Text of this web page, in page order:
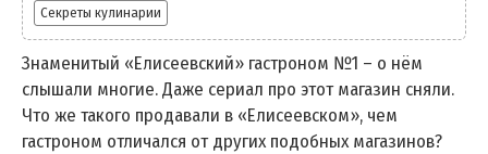
Секреты кулинарии
Знаменитый «Елисеевский» гастроном №1 – о нём
слышали многие. Даже сериал про этот магазин сняли.
Что же такого продавали в «Елисеевском», чем
гастроном отличался от других подобных магазинов?